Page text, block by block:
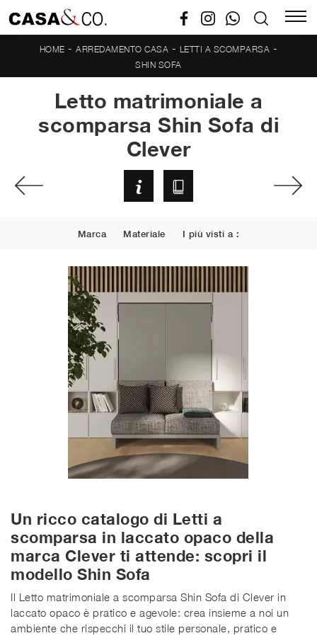
HOME -ARREDAMENTO CASA - LETTI A SCOMPARSA -
SHIN SOFA
Letto matrimoniale a
scomparsa Shin Sofa di
Clever
Marca Materiale I più visti a :
Un ricco catalogo di Letti a
scomparsa in laccato opaco della
marca Clever ti attende: scopri il
modello Shin Sofa
Il Letto matrimoniale a scomparsa Shin Sofa di Clever in
laccato opaco è pratico e agevole: crea insieme a noi un
ambiente che rispecchi il tuo stile personale, pratico e